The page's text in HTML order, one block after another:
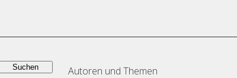
Autoren und Themen